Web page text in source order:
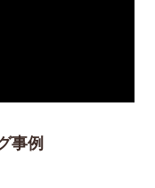
事例